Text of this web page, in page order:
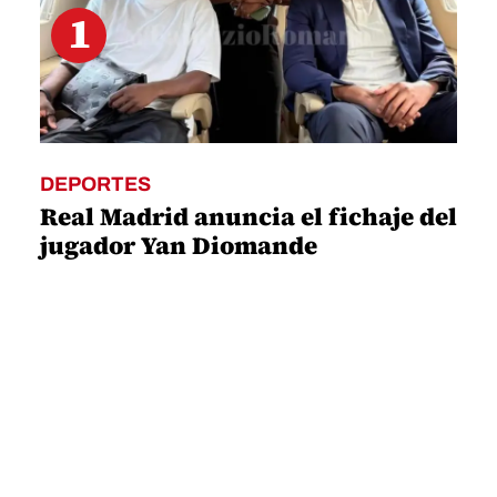
1
DEPORTES
Real Madrid anuncia el fichaje del
jugador Yan Diomande